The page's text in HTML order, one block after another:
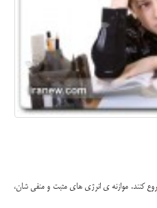
کنند. موازنه ‌ی انرژی های مثبت و منفی ‌شان،